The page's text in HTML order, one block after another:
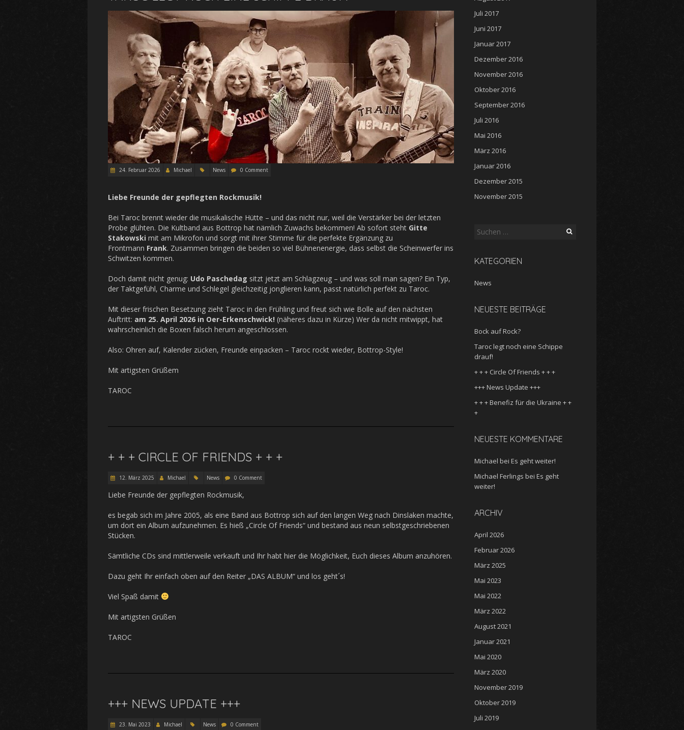
24. Februar 2026 Michael News 0 Comment
Liebe Freunde der gepflegten Rockmusik!
Bei Taroc brennt wieder die musikalische Hütte – und das nicht nur, weil die Verstärker bei der letzten
Probe glühten. Die Kultband aus Bottrop hat nämlich Zuwachs bekommen! Ab sofort steht Gitte
Stakowski mit am Mikrofon und sorgt mit ihrer Stimme für die perfekte Ergänzung zu
Frontmann Frank. Zusammen bringen die beiden so viel Bühnenenergie, dass selbst die Scheinwerfer ins
Schwitzen kommen.
Doch damit nicht genug: Udo Paschedag sitzt jetzt am Schlagzeug – und was soll man sagen? Ein Typ,
der Taktgefühl, Charme und Schlegel gleichzeitig jonglieren kann, passt natürlich perfekt zu Taroc.
Mit dieser frischen Besetzung zieht Taroc in den Frühling und freut sich wie Bolle auf den nächsten
Auftritt: am 25. April 2026 in Oer-Erkenschwick! (näheres dazu in Kürze) Wer da nicht mitwippt, hat
wahrscheinlich die Boxen falsch herum angeschlossen.
Also: Ohren auf, Kalender zücken, Freunde einpacken – Taroc rockt wieder, Bottrop-Style!
Mit artigsten Grüßem
TAROC
+ + + CIRCLE OF FRIENDS + + +
12. März 2025 Michael News 0 Comment
Liebe Freunde der gepflegten Rockmusik,
es begab sich im Jahre 2005, als eine Band aus Bottrop sich auf den langen Weg nach Dinslaken machte,
um dort ein Album aufzunehmen. Es hieß „Circle Of Friends“ und bestand aus neun selbstgeschriebenen
Stücken.
Sämtliche CDs sind mittlerweile verkauft und Ihr habt hier die Möglichkeit, Euch dieses Album anzuhören.
Dazu geht Ihr einfach oben auf den Reiter „DAS ALBUM“ und los geht´s!
Viel Spaß damit
Mit artigsten Grüßen
TAROC
+++ NEWS UPDATE +++
23. Mai 2023 Michael News 0 Comment
Juli 2017
Juni 2017
Januar 2017
Dezember 2016
November 2016
Oktober 2016
September 2016
Juli 2016
Mai 2016
März 2016
Januar 2016
Dezember 2015
November 2015
Suche
KATEGORIEN
News
NEUESTE BEITRÄGE
Bock auf Rock?
Taroc legt noch eine Schippe
drauf!
+ + + Circle Of Friends + + +
+++ News Update +++
+ + + Benefiz für die Ukraine + +
+
NEUESTE KOMMENTARE
Michael bei Es geht weiter!
Michael Ferlings bei Es geht
weiter!
ARCHIV
April 2026
Februar 2026
März 2025
Mai 2023
Mai 2022
März 2022
August 2021
Januar 2021
Mai 2020
März 2020
November 2019
Oktober 2019
Juli 2019